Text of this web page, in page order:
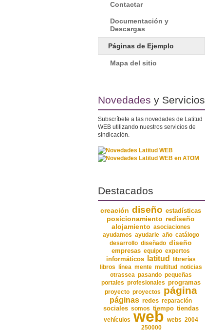
Contactar
Documentación y
Descargas
Páginas de Ejemplo
Mapa del sitio
Novedades y Servicios
Subscríbete a las novedades de Latitud
WEB utilizando nuestros servicios de
sindicación.
Destacados
creación diseño estadísticas
posicionamiento rediseño
alojamiento asociaciones
ayudamos ayudarle año catálogo
desarrollo diseñado diseño
empresas equipo expertos
informáticos
latitud
librerías
libros
línea mente multitud noticias
otrassea pasando pequeñas
portales profesionales programas
proyecto proyectos página
páginas redes reparación
sociales somos tiempo tiendas
vehículos web webs 2004
250000